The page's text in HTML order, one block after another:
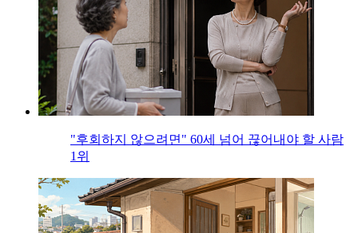
"후회하지 않으려면" 60세 넘어 끊어내야 할 사람
1위